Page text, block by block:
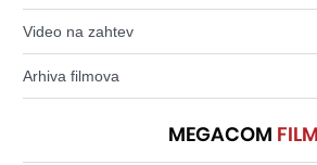
Video na zahtev
Arhiva filmova
MEGACOM FILM